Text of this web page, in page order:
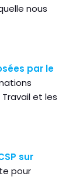
nous
par le
et les
sur
pour